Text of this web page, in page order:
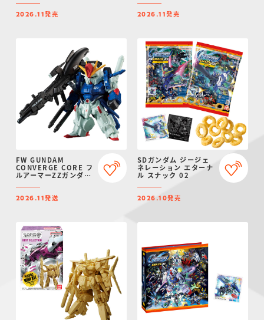
2026.11発売 2026.11発売
FW GUNDAM
CONVERGE CORE フ
ルアーマーZZガンダム
限定】
2026.11発送
SDガンダム ジージェ
ネレーション エターナ
ル スナック 02
2026.10発売